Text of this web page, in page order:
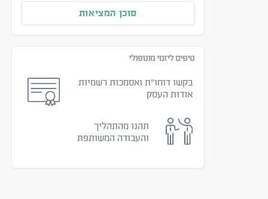
סוכן המציאות
טיפים ליזמי מונופולי
בקשו דוחו״ת ואסמכות רשמיות
אודות העסק
תהנו מהתהליך
והעבודה המשותפת